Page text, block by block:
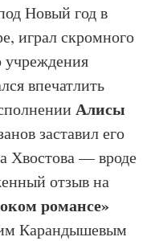
Новый год в
играл скромного
учреждения
впечатлить
Алисы
заставил его
Хвостова — вроде
отзыв на
романсе»
Карандышевым